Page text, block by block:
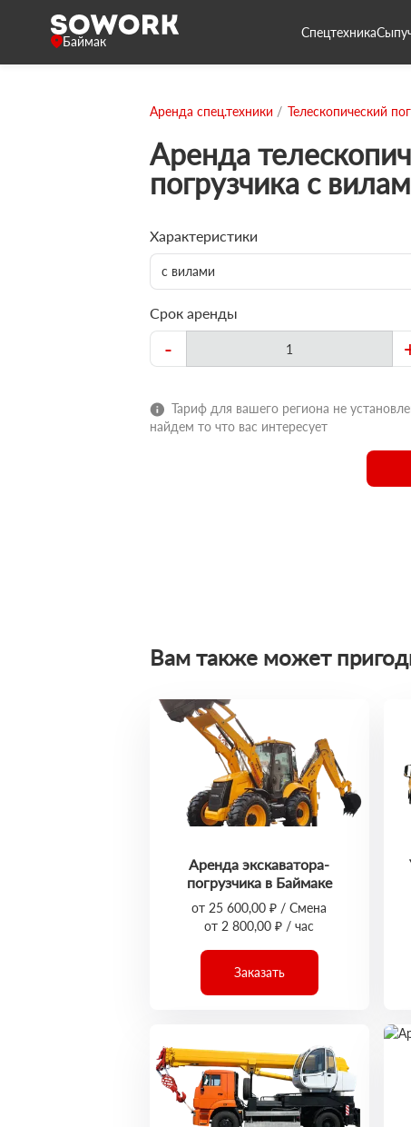
Баймак
Спецтехника
Аренда спец.техники Телескопический
Аренда
погрузчика с
Характеристики
с вилами
Срок аренды
-
Тариф для вашего региона не
найдем то что вас интересует
Вам также может
Аренда экскаватора-
погрузчика в Баймаке
от 25 600,00 ₽ / Смена
от 2 800,00 ₽ / час
Заказать